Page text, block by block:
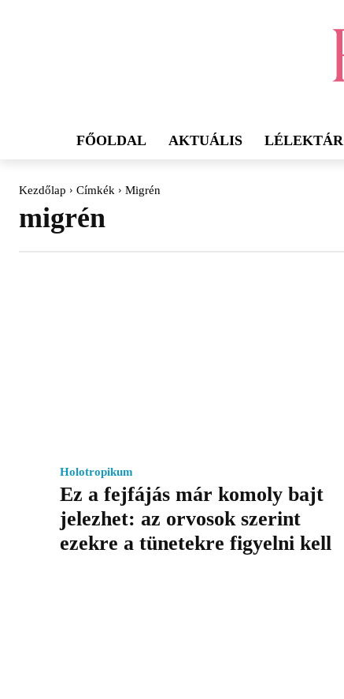
FŐOLDAL AKTUÁLIS LÉLEKTÁR
Kezdőlap Címkék Migrén
migrén
Holotropikum
Ez a fejfájás már komoly bajt
jelezhet: az orvosok szerint
ezekre a tünetekre figyelni kell